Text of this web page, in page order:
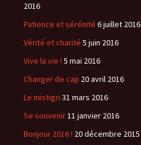
2016
Patience et sérénité 6 juillet 2016
Vérité et charité 5 juin 2016
Vive la vie ! 5 mai 2016
Changer de cap 20 avril 2016
Le mistigri 31 mars 2016
Se souvenir11 janvier 2016
Bonjour 2016 ! 20 décembre 2015